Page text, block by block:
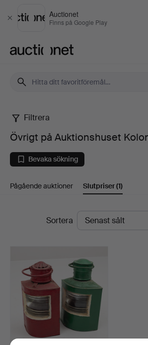
Stäng
Auctionet
Finns på Google Play
Övrigt
på
Auktionshuset
Kolonn
Filtrera
Övrigt på Auktionshuset
Bevaka sökning
Pågående auktioner Slutpriser(1)
SlutpriserSortera